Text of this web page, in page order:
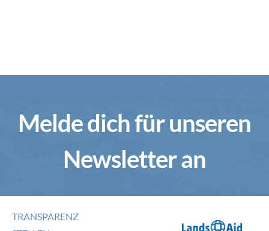
Melde dich für unseren
Newsletter an
TRANSPARENZ